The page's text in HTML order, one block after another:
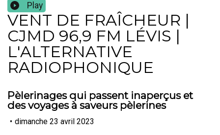
Play
VENT DE FRAÎCHEUR |
CJMD 96,9 FM LÉVIS |
L'ALTERNATIVE
RADIOPHONIQUE
Pèlerinages qui passent inaperçus et
des voyages à saveurs pèlerines
• dimanche 23 avril 2023